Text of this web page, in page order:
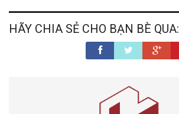
HÃY CHIA SẺ CHO BẠN BÈ QUA: